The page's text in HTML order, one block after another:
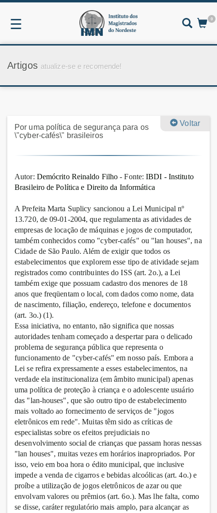
☰ 0
Artigos atualize-se e recomende!
Voltar
Por uma política de segurança para os
\"cyber-cafés\" brasileiros
Autor: Demócrito Reinaldo Filho - Fonte:IBDI - Instituto
Brasileiro de Política e Direito da Informática
A Prefeita Marta Suplicy sancionou a Lei Municipal nº
13.720, de 09-01-2004, que regulamenta as atividades de
empresas de locação de máquinas e jogos de computador,
também conhecidos como "cyber-cafés" ou "lan houses", na
Cidade de São Paulo. Além de exigir que todos os
estabelecimentos que explorem esse tipo de atividade sejam
registrados como contribuintes do ISS (art. 2o.), a Lei
também exige que possuam cadastro dos menores de 18
anos que freqüentam o local, com dados como nome, data
de nascimento, filiação, endereço, telefone e documentos
(art. 3o.) (1).
Essa iniciativa, no entanto, não significa que nossas
autoridades tenham começado a despertar para o delicado
problema de segurança pública que representa o
funcionamento de "cyber-cafés" em nosso país. Embora a
Lei se refira expressamente a esses estabelecimentos, na
verdade ela institucionaliza (em âmbito municipal) apenas
uma política de proteção à criança e o adolescente usuário
das "lan-houses", que são outro tipo de estabelecimento
mais voltado ao fornecimento de serviços de "jogos
eletrônicos em rede". Muitas têm sido as críticas de
especialistas sobre os efeitos prejudiciais no
desenvolvimento social de crianças que passam horas nessas
"lan houses", muitas vezes em horários inapropriados. Por
isso, veio em boa hora o édito municipal, que inclusive
impede a venda de cigarros e bebidas alcoólicas (art. 4o.) e
proíbe a utilização de jogos eletrônicos de azar ou que
envolvam valores ou prêmios (art. 6o.). Mas lhe falta, como
se disse, caráter regulatório mais amplo, para alcançar as